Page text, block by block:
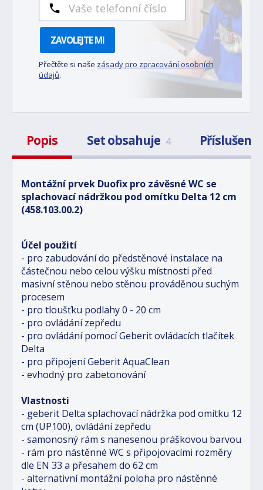
ZAVOLEJTE MI
Přečtěte si naše zásady pro zpracování osobních
údajů.
Popis Set obsahuje 4
Montážní prvek Duofix pro závěsné WC se
splachovací nádržkou pod omítku Delta 12 cm
(458.103.00.2)
Účel použití
- pro zabudování do předstěnové instalace na
částečnou nebo celou výšku místnosti před
masivní stěnou nebo stěnou prováděnou suchým
procesem
- pro tloušťku podlahy 0 - 20 cm
- pro ovládání zepředu
- pro ovládání pomocí Geberit ovládacích tlačítek
Delta
- pro připojení Geberit AquaClean
- evhodný pro zabetonování
Vlastnosti
- geberit Delta splachovací nádržka pod omítku 12
cm (UP100), ovládání zepředu
- samonosný rám s nanesenou práškovou barvou
- rám pro nástěnné WC s připojovacími rozměry
dle EN 33 a přesahem do 62 cm
- alternativní montážní poloha pro nástěnné